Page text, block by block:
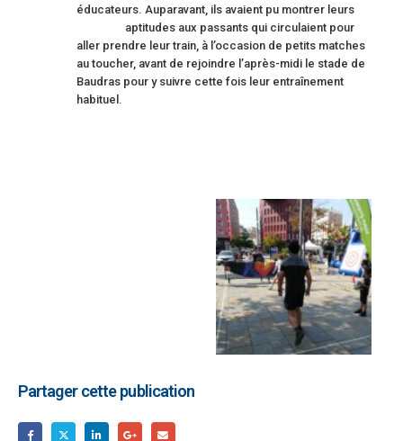
éducateurs. Auparavant, ils avaient pu montrer leurs
aptitudes aux passants qui circulaient pour
aller prendre leur train, à l’occasion de petits matches
au toucher, avant de rejoindre l’après-midi le stade de
Baudras pour y suivre cette fois leur entraînement
habituel.
Partager cette publication